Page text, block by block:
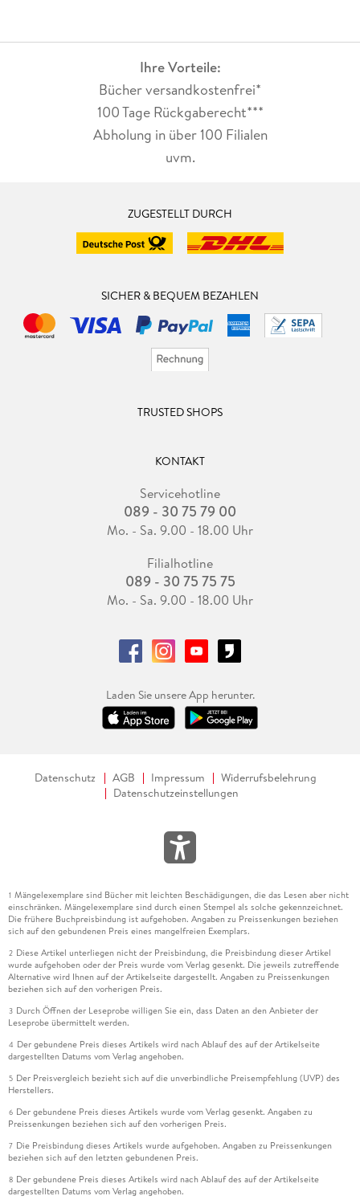
Ihre Vorteile:
Bücher versandkostenfrei*
100 Tage Rückgaberecht***
Abholung in über 100 Filialen
uvm.
ZUGESTELLT DURCH
SICHER & BEQUEM BEZAHLEN
TRUSTED SHOPS
KONTAKT
Servicehotline
089 - 30 75 79 00
Mo. - Sa. 9.00 - 18.00 Uhr
Filialhotline
089 - 30 75 75 75
Mo. - Sa. 9.00 - 18.00 Uhr
Laden Sie unsere App herunter.
Datenschutz AGB Impressum
Widerrufsbelehrung
Datenschutzeinstellungen
1 Mängelexemplare sind Bücher mit leichten Beschädigungen, die das Lesen aber nicht
einschränken. Mängelexemplare sind durch einen Stempel als solche gekennzeichnet.
Die frühere Buchpreisbindung ist aufgehoben. Angaben zu Preissenkungen beziehen
sich auf den gebundenen Preis eines mangelfreien Exemplars.
2 Diese Artikel unterliegen nicht der Preisbindung, die Preisbindung dieser Artikel
wurde aufgehoben oder der Preis wurde vom Verlag gesenkt. Die jeweils zutreffende
Alternative wird Ihnen auf der Artikelseite dargestellt. Angaben zu Preissenkungen
beziehen sich auf den vorherigen Preis.
3 Durch Öffnen der Leseprobe willigen Sie ein, dass Daten an den Anbieter der
Leseprobe übermittelt werden.
4 Der gebundene Preis dieses Artikels wird nach Ablauf des auf der Artikelseite
dargestellten Datums vom Verlag angehoben.
5 Der Preisvergleich bezieht sich auf die unverbindliche Preisempfehlung (UVP) des
Herstellers.
6 Der gebundene Preis dieses Artikels wurde vom Verlag gesenkt. Angaben zu
Preissenkungen beziehen sich auf den vorherigen Preis.
7 Die Preisbindung dieses Artikels wurde aufgehoben. Angaben zu Preissenkungen
beziehen sich auf den letzten gebundenen Preis.
8 Der gebundene Preis dieses Artikels wird nach Ablauf des auf der Artikelseite
dargestellten Datums vom Verlag angehoben.